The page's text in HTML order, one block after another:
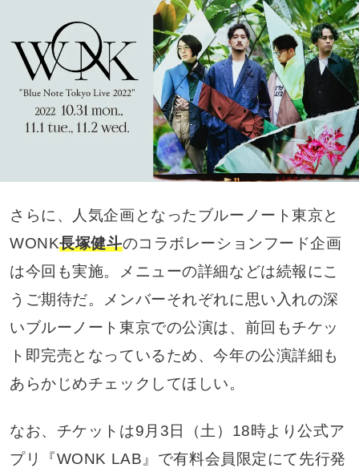
さらに、人気企画となったブルーノート東京と
WONK長塚健斗のコラボレーションフード企画
は今回も実施。メニューの詳細などは続報にこ
うご期待だ。メンバーそれぞれに思い入れの深
いブルーノート東京での公演は、前回もチケッ
ト即完売となっているため、今年の公演詳細も
あらかじめチェックしてほしい。
なお、チケットは9月3日（土）18時より公式ア
プリ『WONK LAB』で有料会員限定にて先行発